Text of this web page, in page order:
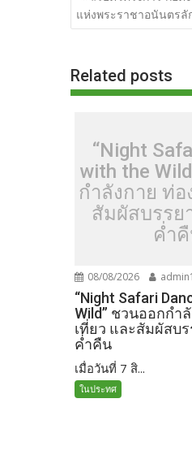
b
o
k
er di
เรื่อง
แห่งพระราชาอนันตร
Related posts
“Night
with the
กำลังกาย ท่อ
สัมผัสบรรย
ค่ำ
08/08/2026 admin1
“Night Safari
Wild” ชวนออกกำ
เที่ยว และสัมผัสบ
ค่ำคืน
เมื่อวันที่ 7 สิ...
ในประทศ